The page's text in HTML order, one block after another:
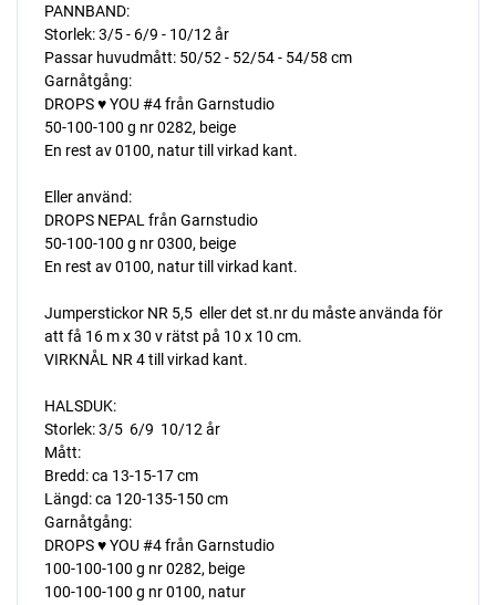
PANNBAND:
Storlek: 3/5 - 6/9 - 10/12 år
Passar huvudmått: 50/52 - 52/54 - 54/58 cm
Garnåtgång:
DROPS ♥ YOU #4 från Garnstudio
50-100-100 g nr 0282, beige
En rest av 0100, natur till virkad kant.
Eller använd:
DROPS NEPAL från Garnstudio
50-100-100 g nr 0300, beige
En rest av 0100, natur till virkad kant.
Jumperstickor NR 5,5  eller det st.nr du måste använda för
att få 16 m x 30 v rätst på 10 x 10 cm.
VIRKNÅL NR 4 till virkad kant.
HALSDUK:
Storlek: 3/5  6/9  10/12 år
Mått:
Bredd: ca 13-15-17 cm
Längd: ca 120-135-150 cm
Garnåtgång:
DROPS ♥ YOU #4 från Garnstudio
100-100-100 g nr 0282, beige
100-100-100 g nr 0100, natur